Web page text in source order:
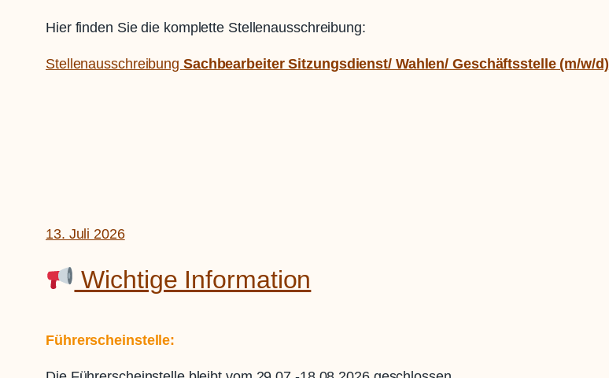
Hier finden Sie die komplette Stellenausschreibung:
Stellenausschreibung Sachbearbeiter Sitzungsdienst/ Wahlen/ Geschäftsstelle (m/w/d)
13. Juli 2026
Wichtige Information
Führerscheinstelle: